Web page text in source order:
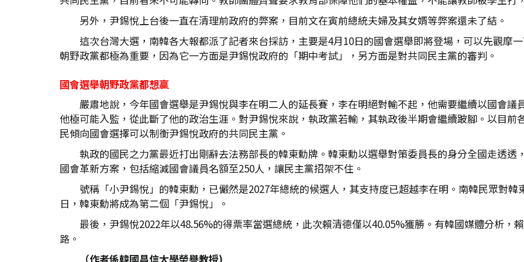
另外，尹錫悅上台後一直在清理前政府的弊案，目前文在寅前總統夫婦及其女婿等弊案還未了結。
這次台灣大選，南韓各大報都派了記者來台採訪，主要是4月10日的國會選舉即將登場，可以先觀摩
朝野政黨都極為重要，因為它一方面是尹錫悅政府的「期中考試」，另方面是對共同民主黨的審判。
國會選舉朝野政黨都想贏
嚴肅地說，今年國會選舉是尹錫悅與李在明二人的延長賽，李在明絕對輸不起，他需要繼續以國會
他極可能入監，從此斷了他的政治生涯。對尹錫悅來說，執政黨若輸，其執政後半期會繼續跛腳。以目
民傾向國會選擇可以制衡尹錫悅政府的共同民主黨。
執政的國民之力黨最近打出剛辭去法務部長的韓東勳牌。韓東勳以選舉對策委員長的身分全國走透
國會革新方案，包括縮減國會議員名額至250人，讓民主黨招架不住。
號稱「小尹錫悅」的韓東勳，已儼然是2027年總統的候選人，其支持度已超越李在明。南韓民眾對
日，韓東勳將成為第二個「尹錫悅」。
最後，尹錫悅2022年以48.56%的得票率當選總統，此次賴清德僅以40.05%獲勝。有韓國媒體分析，
路。
（作者係韓國昌信大學榮譽教授)